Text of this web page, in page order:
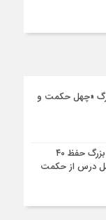
«چهل حکمت و
پایان مهلت ثبت‌نام در مسابقه بزرگ حفظ ۴۰
درس از حکمت